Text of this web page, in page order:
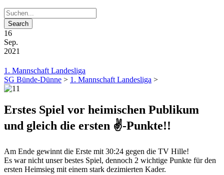
16
Sep.
2021
1. Mannschaft Landesliga
SG Bünde-Dünne > 1. Mannschaft Landesliga >
Erstes Spiel vor heimischen Publikum
und gleich die ersten ✌️-Punkte!!
Am Ende gewinnt die Erste mit 30:24 gegen die TV Hille!
Es war nicht unser bestes Spiel, dennoch 2 wichtige Punkte für den
ersten Heimsieg mit einem stark dezimierten Kader.